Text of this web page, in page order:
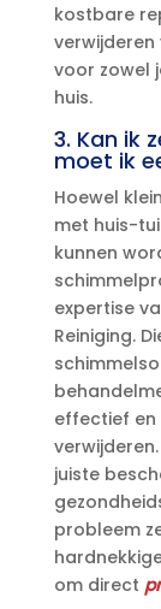
kostbare
voor zowel
huis.​
3.​ Kan ik
moet ik
Hoewel
met huis-
kunnen
expertise
Reiniging.​
effectief en
juiste
probleem
om direct